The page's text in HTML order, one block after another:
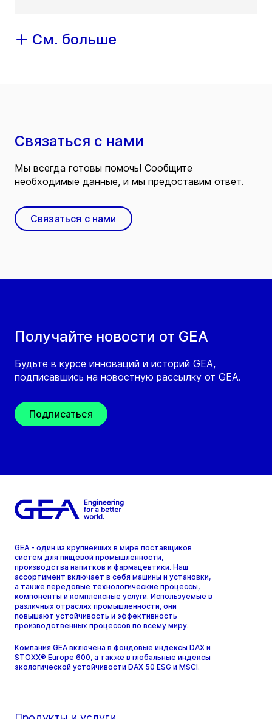
См. больше
Получайте новости от GEA
Будьте в курсе инноваций и историй GEA,
подписавшись на новостную рассылку от GEA.
Подписаться
Связаться с нами
Мы всегда готовы помочь! Сообщите
необходимые данные, и мы предоставим ответ.
Связаться с нами
GEA - один из крупнейших в мире поставщиков
систем для пищевой промышленности,
производства напитков и фармацевтики. Наш
ассортимент включает в себя машины и установки,
а также передовые технологические процессы,
компоненты и комплексные услуги. Используемые в
различных отраслях промышленности, они
повышают устойчивость и эффективность
производственных процессов по всему миру.
Компания GEA включена в фондовые индексы DAX и
STOXX® Europe 600, а также в глобальные индексы
экологической устойчивости DAX 50 ESG и MSCI.